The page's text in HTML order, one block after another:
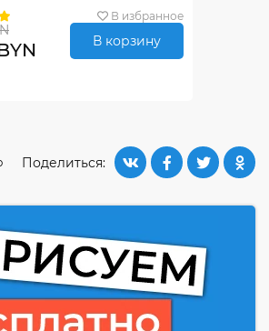
В избранное
В корзину
Поделиться: